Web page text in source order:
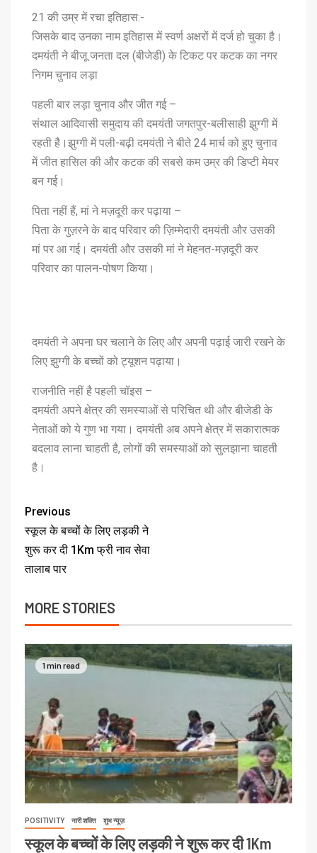
21 की उम्र में रचा इतिहास:-
जिसके बाद उनका नाम इतिहास में स्वर्ण अक्षरों में दर्ज हो चुका है।
दमयंती ने बीजू जनता दल (बीजेडी) के टिकट पर कटक का नगर
निगम चुनाव लड़ा
पहली बार लड़ा चुनाव और जीत गई –
संथाल आदिवासी समुदाय की दमयंती जगतपुर-बलीसाही झुग्गी में
रहती है।झुग्गी में पली-बढ़ी दमयंती ने बीते 24 मार्च को हुए चुनाव
में जीत हासिल की और कटक की सबसे कम उम्र की डिप्टी मेयर
बन गई।
पिता नहीं हैं, मां ने मज़दूरी कर पढ़ाया –
पिता के गुज़रने के बाद परिवार की ज़िम्मेदारी दमयंती और उसकी
मां पर आ गई। दमयंती और उसकी मां ने मेहनत-मज़दूरी कर
परिवार का पालन-पोषण किया।
दमयंती ने अपना घर चलाने के लिए और अपनी पढ़ाई जारी रखने के
लिए झुग्गी के बच्चों को ट्यूशन पढ़ाया।
राजनीति नहीं है पहली चॉइस –
दमयंती अपने क्षेत्र की समस्याओं से परिचित थी और बीजेडी के
नेताओं को ये गुण भा गया। दमयंती अब अपने क्षेत्र में सकारात्मक
बदलाव लाना चाहती है, लोगों की समस्याओं को सुलझाना चाहती
है।
Previous
स्कूल के बच्चों के लिए लड़की ने
शुरू कर दी 1Km फ्री नाव सेवा
तालाब पार
MORE STORIES
1 min read
POSITIVITY नारी शक्ति शुभ न्यूज़
स्कूल के बच्चों के लिए लड़की ने शुरू कर दी 1Km